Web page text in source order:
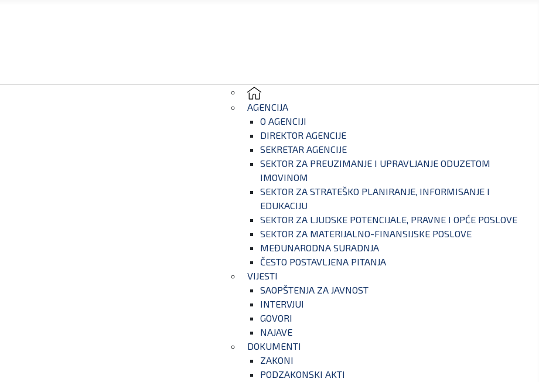
AGENCIJA
O AGENCIJI
DIREKTOR AGENCIJE
SEKRETAR AGENCIJE
SEKTOR ZA PREUZIMANJE I UPRAVLJANJE ODUZETOM
IMOVINOM
SEKTOR ZA STRATEŠKO PLANIRANJE, INFORMISANJE I
EDUKACIJU
SEKTOR ZA LJUDSKE POTENCIJALE, PRAVNE I OPĆE POSLOVE
SEKTOR ZA MATERIJALNO-FINANSIJSKE POSLOVE
MEĐUNARODNA SURADNJA
ČESTO POSTAVLJENA PITANJA
VIJESTI
SAOPŠTENJA ZA JAVNOST
INTERVJUI
GOVORI
NAJAVE
DOKUMENTI
ZAKONI
PODZAKONSKI AKTI